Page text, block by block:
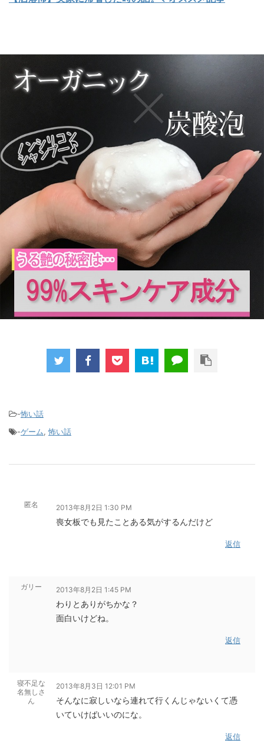
-怖い話
-ゲーム,怖い話
匿名 2013年8月2日 1:30 PM
喪女板でも見たことある気がするんだけど
返信
ガリー 2013年8月2日 1:45 PM
わりとありがちかな？
面白いけどね。
返信
寝不足な
名無しさ
ん
2013年8月3日 12:01 PM
そんなに寂しいなら連れて行くんじゃないくて憑
いていけばいいのにな。
返信